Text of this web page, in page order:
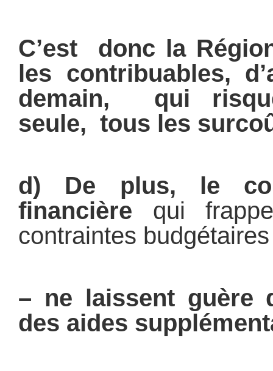
C’est donc la
les contribuables,
demain, qui
seule, tous les
d) De plus, le
financière qui
contraintes
– ne laissent guère
des aides